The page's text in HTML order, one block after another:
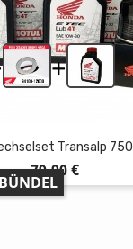
+
Transalp 750
Preis
79,90 €